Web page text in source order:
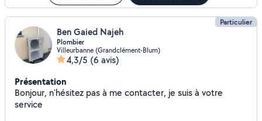
Particulier
Ben Gaied Najeh
Plombier
Villeurbanne (Grandclément-Blum)
4,3/5 (6 avis)
Présentation
Bonjour, n'hésitez pas à me contacter, je suis à votre
service